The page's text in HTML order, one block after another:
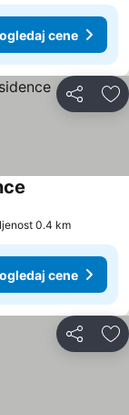
cene
Deli
0.4 km
cene
Deli